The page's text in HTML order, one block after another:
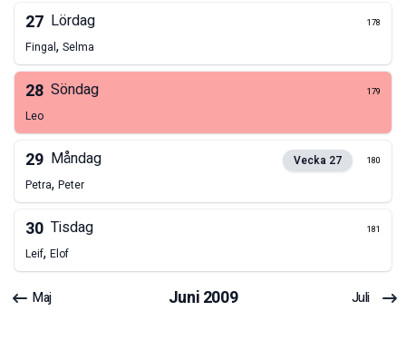
27 Lördag 178
Fingal, Selma
28 Söndag 179
Leo
29 Måndag Vecka 27 180
Petra, Peter
30 Tisdag 181
Leif, Elof
Maj Juni2009 Juli